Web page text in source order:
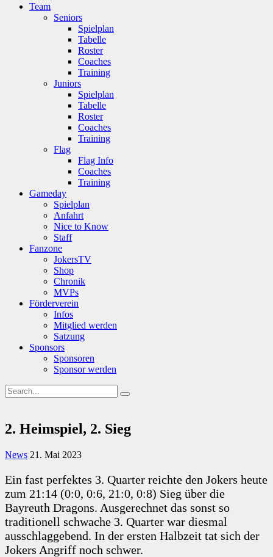
Team
Seniors
Spielplan
Tabelle
Roster
Coaches
Training
Juniors
Spielplan
Tabelle
Roster
Coaches
Training
Flag
Flag Info
Coaches
Training
Gameday
Spielplan
Anfahrt
Nice to Know
Staff
Fanzone
JokersTV
Shop
Chronik
MVPs
Förderverein
Infos
Mitglied werden
Satzung
Sponsors
Sponsoren
Sponsor werden
2. Heimspiel, 2. Sieg
News 21. Mai 2023
Ein fast perfektes 3. Quarter reichte den Jokers heute
zum 21:14 (0:0, 0:6, 21:0, 0:8) Sieg über die
Bayreuth Dragons. Ausgerechnet das sonst so
traditionell schwache 3. Quarter war diesmal
ausschlaggebend. In der ersten Halbzeit tat sich der
Jokers Angriff noch schwer.